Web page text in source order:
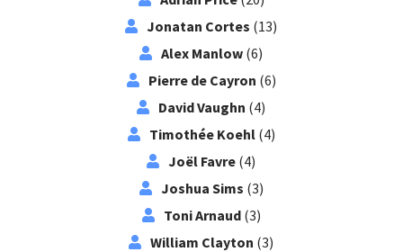
Jonatan Cortes (13)
Alex Manlow (6)
Pierre de Cayron (6)
David Vaughn (4)
Timothée Koehl(4)
Joël Favre (4)
Joshua Sims (3)
Toni Arnaud(3)
William Clayton (3)